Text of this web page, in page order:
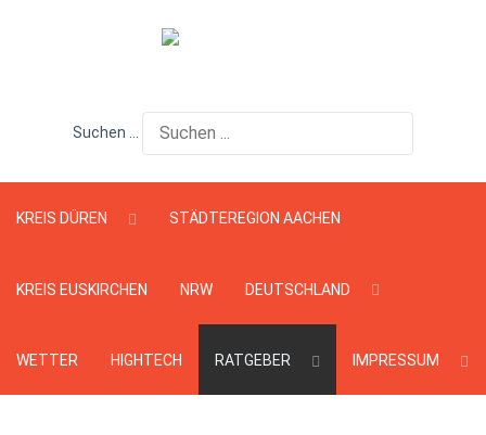
Suchen ...
KREIS DÜREN STÄDTEREGION AACHEN
KREIS EUSKIRCHEN NRW DEUTSCHLAND
WETTER HIGHTECH RATGEBER IMPRESSUM